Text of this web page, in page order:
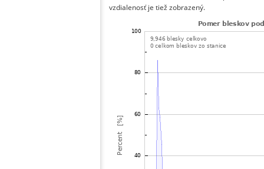
vzdialenosť je tiež zobrazený.